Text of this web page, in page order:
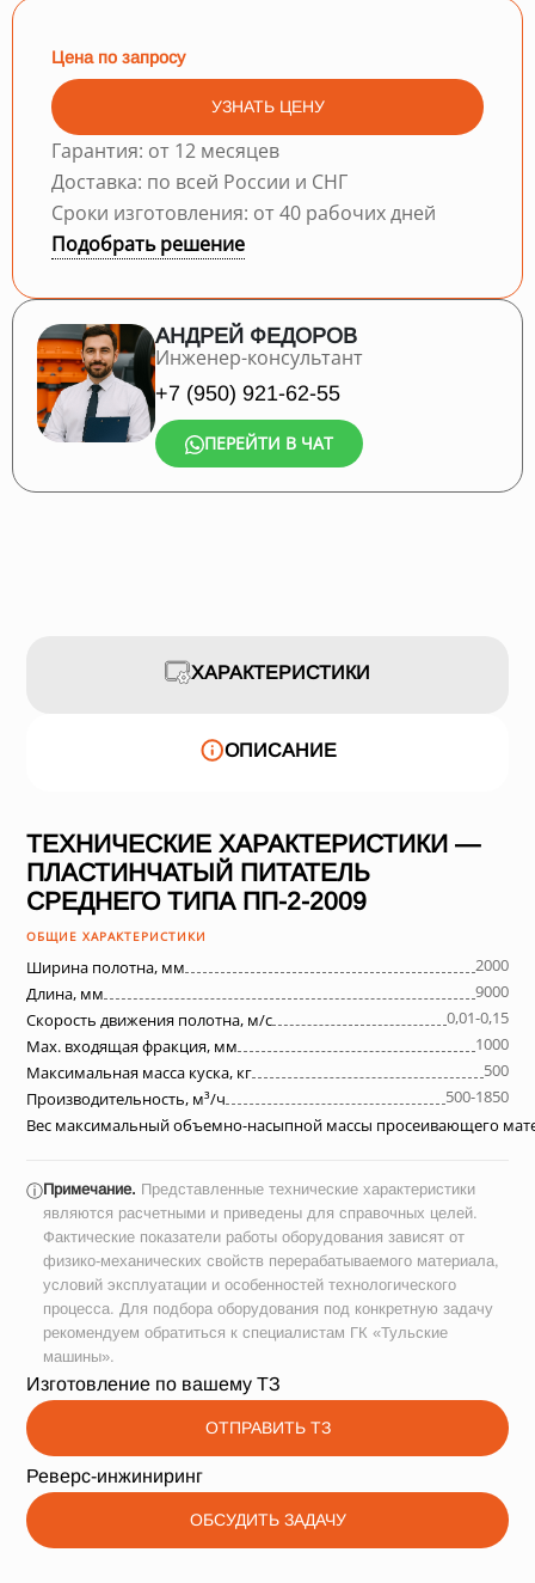
Цена по запросу
УЗНАТЬ ЦЕНУ
Гарантия: от 12 месяцев
Доставка: по всей России и СНГ
Сроки изготовления: от 40 рабочих дней
Подобрать решение
АНДРЕЙ ФЕДОРОВ
Инженер-консультант
+7 (950) 921-62-55
ПЕРЕЙТИ В ЧАТ
ХАРАКТЕРИСТИКИ
ОПИСАНИЕ
ТЕХНИЧЕСКИЕ ХАРАКТЕРИСТИКИ —
ПЛАСТИНЧАТЫЙ ПИТАТЕЛЬ
СРЕДНЕГО ТИПА ПП-2-2009
ОБЩИЕ ХАРАКТЕРИСТИКИ
Ширина полотна, мм
2000
Длина, мм
9000
Скорость движения полотна, м/с
0,01-0,15
Max. входящая фракция, мм
1000
Максимальная масса куска, кг
500
Производительность, м³/ч
500-1850
Вес максимальный объемно-насыпной массы просеивающего
ⓘПримечание. Представленные технические характеристики
являются расчетными и приведены для справочных целей.
Фактические показатели работы оборудования зависят от
физико-механических свойств перерабатываемого материала,
условий эксплуатации и особенностей технологического
процесса. Для подбора оборудования под конкретную задачу
рекомендуем обратиться к специалистам ГК «Тульские
машины».
Изготовление по вашему ТЗ
ОТПРАВИТЬ ТЗ
Реверс-инжиниринг
ОБСУДИТЬ ЗАДАЧУ